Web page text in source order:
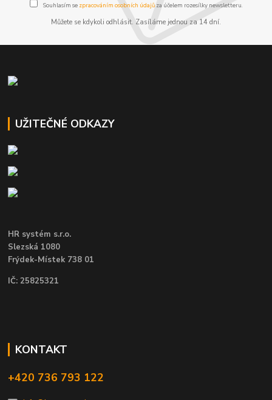
Souhlasím se zpracováním osobních údajůza účelem rozesílky newsletteru.
Můžete se kdykoli odhlásit. Zasíláme jednou za 14 dní.
UŽITEČNÉ ODKAZY
HR systém s.r.o.
Slezská 1080
Frýdek-Místek 738 01
IČ: 25825321
KONTAKT
+420 736 793 122